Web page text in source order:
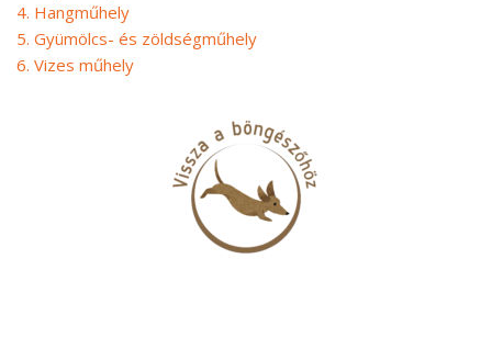
4. Hangműhely
5. Gyümölcs- és zöldségműhely
6. Vizes műhely